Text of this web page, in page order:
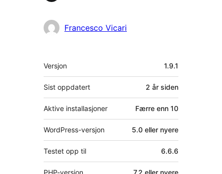
Francesco Vicari
Meta
Versjon 1.9.1
Sist oppdatert 2 år siden
Aktive installasjoner Færre enn 10
WordPress-versjon 5.0 eller nyere
Testet opp til 6.6.6